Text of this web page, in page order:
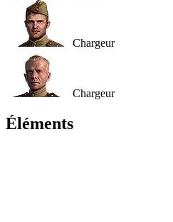
Chargeur
Chargeur
Éléments